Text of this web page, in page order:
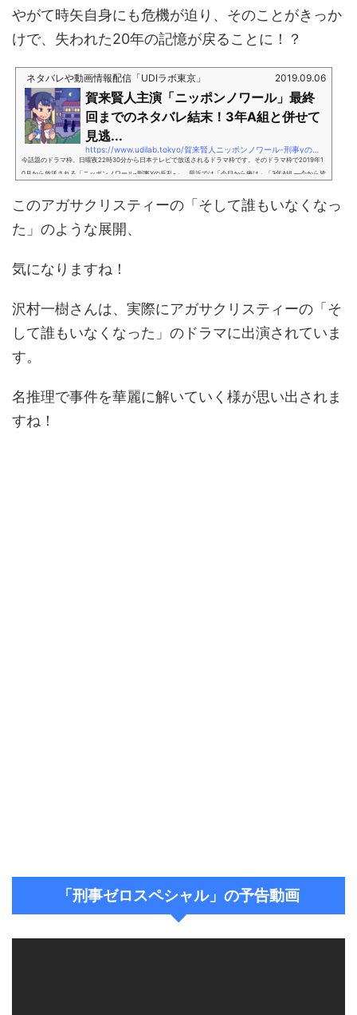
やがて時矢自身にも危機が迫り、そのことがきっか
けで、失われた20年の記憶が戻ることに！？
ネタバレや動画情報配信「UDIラボ東京」 2019.09.06
賀来賢人主演「ニッポンノワール」最終
回までのネタバレ結末！3年A組と併せて
見逃...
今話題のドラマ枠。日曜夜22時30分から日本テレビで放送されるドラマ枠です。そのドラマ枠で2019年1
0月から放送される「ニッポンノワール-刑事Yの反乱-」。最近では「今日から俺は」「3年A組 ―今から皆
ポンノワールは、今日から俺はでも主演を務めた賀来賢人さんが主演を務めます。まだ内容が明かされて
いない「ニッポンノワール-刑事Yの反乱-」はどのようなドラマになるのでしょうか。「ニッポンノワー
ル-刑事Yの反乱-」は「3年A組 ―...
このアガサクリスティーの「そして誰もいなくなっ
た」のような展開、
気になりますね！
沢村一樹さんは、実際にアガサクリスティーの「そ
して誰もいなくなった」のドラマに出演されていま
す。
名推理で事件を華麗に解いていく様が思い出されま
すね！
「刑事ゼロスペシャル」の予告動画